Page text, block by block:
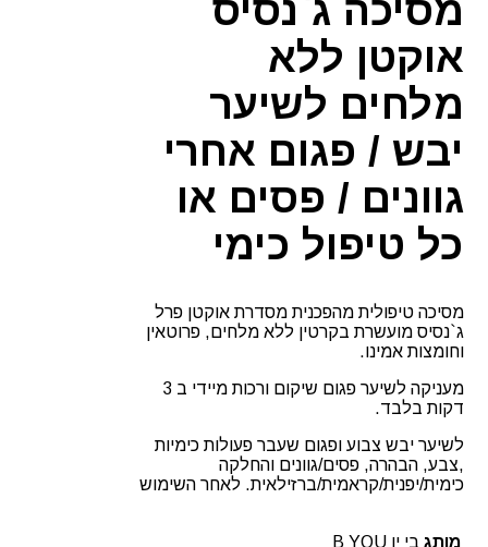
מסיכה ג`נסיס
אוקטן ללא
מלחים לשיער
יבש / פגום אחרי
גוונים / פסים או
כל טיפול כימי
מסיכה טיפולית מהפכנית מסדרת אוקטן פרל
ג`נסיס מועשרת בקרטין ללא מלחים, פרוטאין
וחומצות אמינו.
מעניקה לשיער פגום שיקום ורכות מיידי ב 3
דקות בלבד.
לשיער יבש צבוע ופגום שעבר פעולות כימיות
,צבע, הבהרה, פסים/גוונים והחלקה
כימית/יפנית/קראמית/ברזילאית. לאחר השימוש
מותג בי יו B YOU